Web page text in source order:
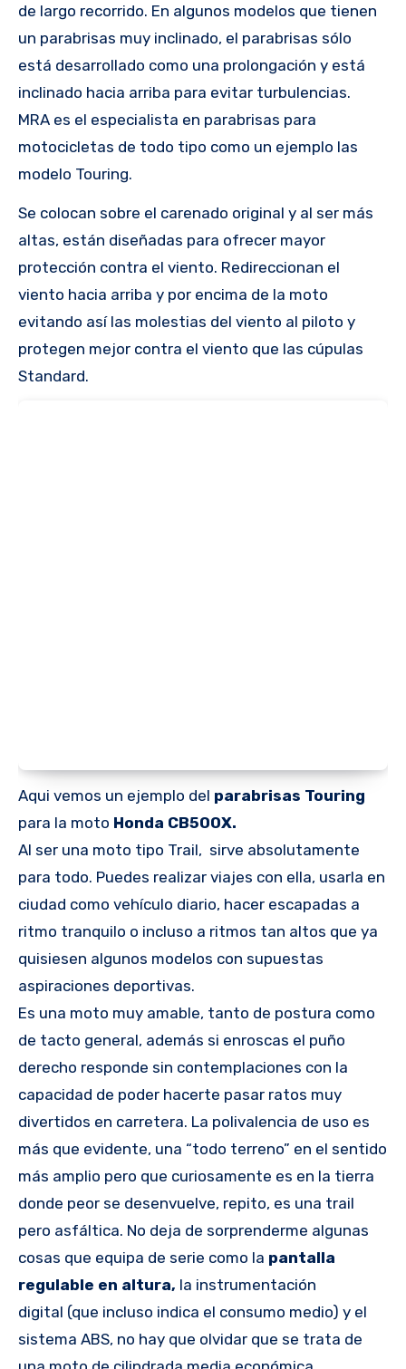
de largo recorrido. En algunos modelos que tienen
un parabrisas muy inclinado, el parabrisas sólo
está desarrollado como una prolongación y está
inclinado hacia arriba para evitar turbulencias.
MRA es el especialista en parabrisas para
motocicletas de todo tipo como un ejemplo las
modelo Touring.
Se colocan sobre el carenado original y al ser más
altas, están diseñadas para ofrecer mayor
protección contra el viento. Redireccionan el
viento hacia arriba y por encima de la moto
evitando así las molestias del viento al piloto y
protegen mejor contra el viento que las cúpulas
Standard.
Aqui vemos un ejemplo del parabrisas Touring
para la moto Honda CB500X.
Al ser una moto tipo Trail, sirve absolutamente
para todo. Puedes realizar viajes con ella, usarla en
ciudad como vehículo diario, hacer escapadas a
ritmo tranquilo o incluso a ritmos tan altos que ya
quisiesen algunos modelos con supuestas
aspiraciones deportivas.
Es una moto muy amable, tanto de postura como
de tacto general, además si enroscas el puño
derecho responde sin contemplaciones con la
capacidad de poder hacerte pasar ratos muy
divertidos en carretera. La polivalencia de uso es
más que evidente, una “todo terreno” en el sentido
más amplio pero que curiosamente es en la tierra
donde peor se desenvuelve, repito, es una trail
pero asfáltica. No deja de sorprenderme algunas
cosas que equipa de serie como la pantalla
regulable en altura, la instrumentación
digital (que incluso indica el consumo medio) y el
sistema ABS, no hay que olvidar que se trata de